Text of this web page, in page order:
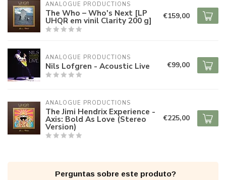
ANALOGUE PRODUCTIONS
The Who – Who's Next [LP
UHQR em vinil Clarity 200 g] €159,00
ANALOGUE PRODUCTIONS
Nils Lofgren - Acoustic Live €99,00
ANALOGUE PRODUCTIONS
The Jimi Hendrix Experience -
Axis: Bold As Love (Stereo
Version)
€225,00
Perguntas sobre este produto?